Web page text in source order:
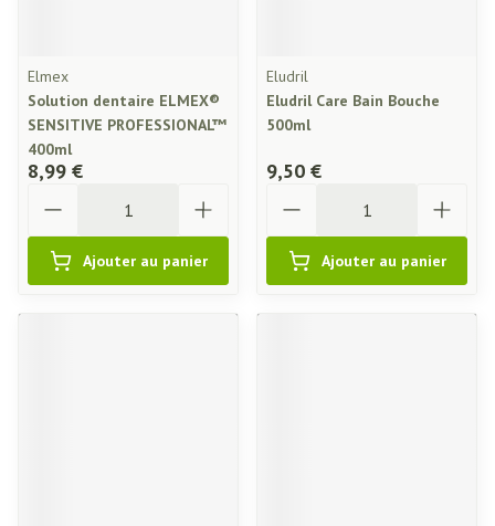
Elmex
Solution dentaire ELMEX®
SENSITIVE PROFESSIONAL™
400ml
8,99 €
Ajouter au panier
Eludril
Eludril Care Bain Bouche
500ml
9,50 €
Ajouter au panier